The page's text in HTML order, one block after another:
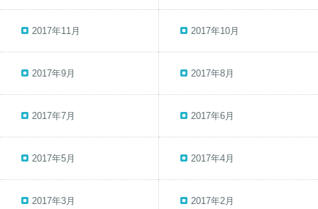
2017年11月 2017年10月
2017年9月 2017年8月
2017年7月 2017年6月
2017年5月 2017年4月
2017年3月 2017年2月